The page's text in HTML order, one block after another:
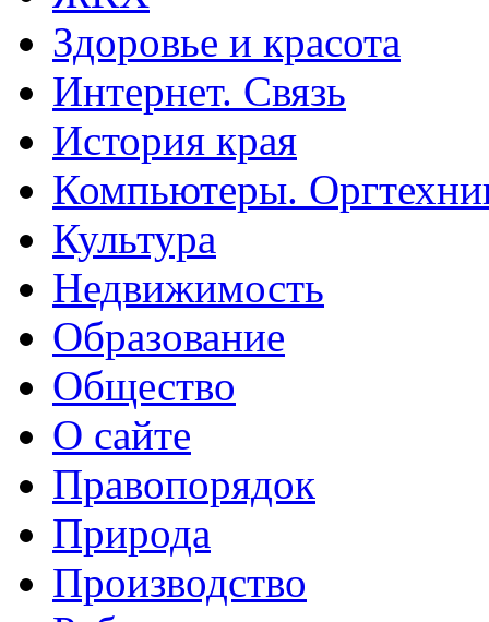
Здоровье и красота
Интернет. Связь
История края
Компьютеры.
Культура
Недвижимость
Образование
Общество
О сайте
Правопорядок
Природа
Производство